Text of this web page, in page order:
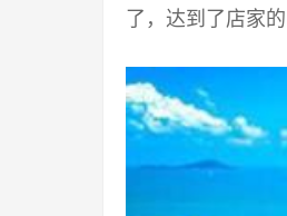
了，达到了店家